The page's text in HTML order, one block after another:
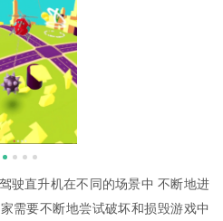
驶直升机在不同的场景中 不断地进
需要不断地尝试破坏和损毁游戏中